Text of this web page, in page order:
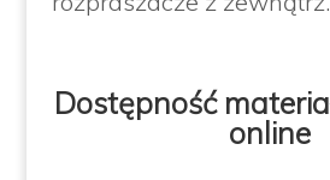
Dostępność
online